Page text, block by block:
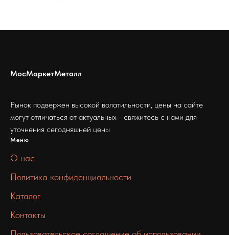
МосМаркетМеталл
Рынок подвержен высокой волатильности, цены на сайте
могут отличаться от актуальных - свяжитесь с нами для
уточнения сегодняшней цены
Меню
О нас
Политика конфиденциальности
Каталог
Контакты